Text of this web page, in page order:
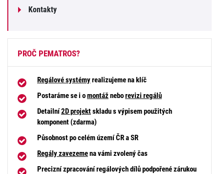
Kontakty
PROČ PEMATROS?
Regálové systémyrealizujeme na klíč
Postaráme se i omontážneborevizi regálů
Detailní2D projektskladu s výpisem použitých
komponent (zdarma)
Působnost po celém území ČR a SR
Regály zavezemena vámi zvolený čas
Precizní zpracování regálových dílů podpořené zárukou